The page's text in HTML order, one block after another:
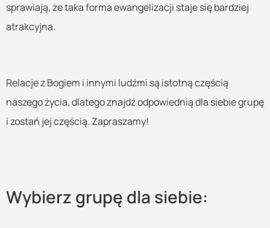
sprawiają, że taka forma ewangelizacji staje się bardziej
atrakcyjna.
Relacje z Bogiem i innymi ludźmi są istotną częścią
naszego życia, dlatego znajdź odpowiednią dla siebie grupę
i zostań jej częścią. Zapraszamy!
Wybierz grupę dla siebie: